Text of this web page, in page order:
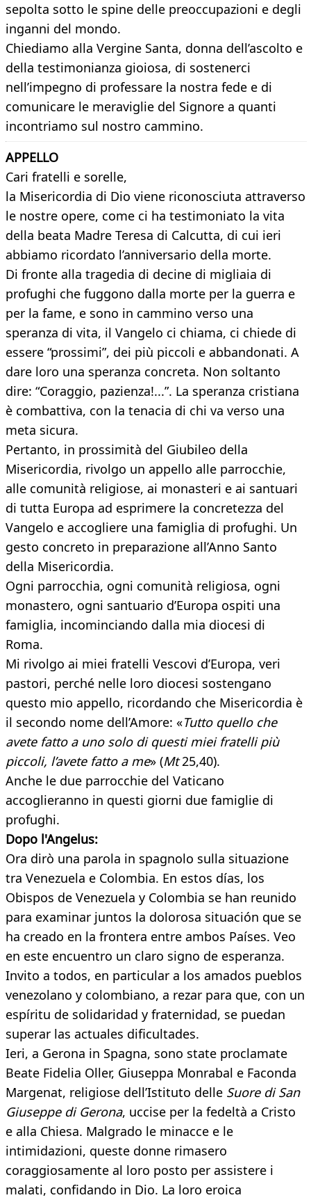
sepolta sotto le spine delle preoccupazioni e degli
inganni del mondo.
Chiediamo alla Vergine Santa, donna dell’ascolto e
della testimonianza gioiosa, di sostenerci
nell’impegno di professare la nostra fede e di
comunicare le meraviglie del Signore a quanti
incontriamo sul nostro cammino.
APPELLO
Cari fratelli e sorelle,
la Misericordia di Dio viene riconosciuta attraverso
le nostre opere, come ci ha testimoniato la vita
della beata Madre Teresa di Calcutta, di cui ieri
abbiamo ricordato l’anniversario della morte.
Di fronte alla tragedia di decine di migliaia di
profughi che fuggono dalla morte per la guerra e
per la fame, e sono in cammino verso una
speranza di vita, il Vangelo ci chiama, ci chiede di
essere “prossimi”, dei più piccoli e abbandonati. A
dare loro una speranza concreta. Non soltanto
dire: “Coraggio, pazienza!...”. La speranza cristiana
è combattiva, con la tenacia di chi va verso una
meta sicura.
Pertanto, in prossimità del Giubileo della
Misericordia, rivolgo un appello alle parrocchie,
alle comunità religiose, ai monasteri e ai santuari
di tutta Europa ad esprimere la concretezza del
Vangelo e accogliere una famiglia di profughi. Un
gesto concreto in preparazione all’Anno Santo
della Misericordia.
Ogni parrocchia, ogni comunità religiosa, ogni
monastero, ogni santuario d’Europa ospiti una
famiglia, incominciando dalla mia diocesi di
Roma.
Mi rivolgo ai miei fratelli Vescovi d’Europa, veri
pastori, perché nelle loro diocesi sostengano
questo mio appello, ricordando che Misericordia è
il secondo nome dell’Amore: «Tutto quello che
avete fatto a uno solo di questi miei fratelli più
piccoli, l’avete fatto a me» (Mt25,40).
Anche le due parrocchie del Vaticano
accoglieranno in questi giorni due famiglie di
profughi.
Dopo l'Angelus:
Ora dirò una parola in spagnolo sulla situazione
tra Venezuela e Colombia. En estos días, los
Obispos de Venezuela y Colombia se han reunido
para examinar juntos la dolorosa situación que se
ha creado en la frontera entre ambos Países. Veo
en este encuentro un claro signo de esperanza.
Invito a todos, en particular a los amados pueblos
venezolano y colombiano, a rezar para que, con un
espíritu de solidaridad y fraternidad, se puedan
superar las actuales dificultades.
Ieri, a Gerona in Spagna, sono state proclamate
Beate Fidelia Oller, Giuseppa Monrabal e Faconda
Margenat, religiose dell’Istituto delle Suore di San
Giuseppe di Gerona, uccise per la fedeltà a Cristo
e alla Chiesa. Malgrado le minacce e le
intimidazioni, queste donne rimasero
coraggiosamente al loro posto per assistere i
malati, confidando in Dio. La loro eroica